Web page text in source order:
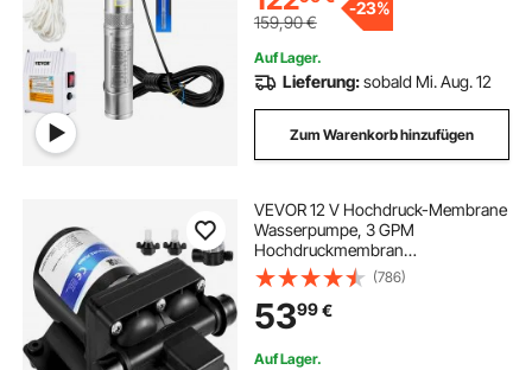
159,90€
-23%
Auf Lager.
Lieferung:sobald Mi. Aug. 12
Zum Warenkorb hinzufügen
VEVOR 12 V Hochdruck-Membrane
Wasserpumpe, 3 GPM
Hochdruckmembran
Wasserpumpe aus Polypropylen,
Max. Druck 45 psi Wasserpumpe
Selbstansaugend, mit Eingebautem
Rückschlagventil, für Wohnwagen,
Boot
(786)
5399€
Auf Lager.